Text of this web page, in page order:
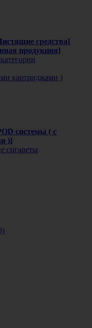
средства]
продукция]
картриджами )
системы ( с
)]
сигареты